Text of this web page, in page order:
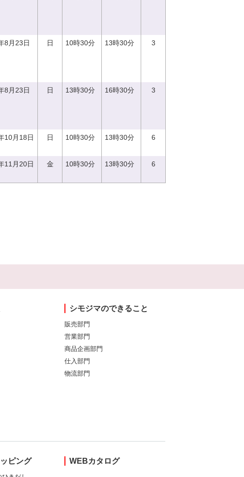
8月23日 日 10時30分 13時30分 3
8月23日 日 13時30分 16時30分 3
10月18日 日 10時30分 13時30分 6
11月20日 金 10時30分 13時30分 6
シモジマのできること
販売部門
営業部門
商品企画部門
仕入部門
物流部門
ピング WEBカタログ